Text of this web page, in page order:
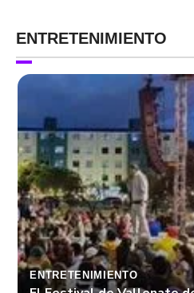
ENTRETENIMIENTO
ENTRETENIMIENTO